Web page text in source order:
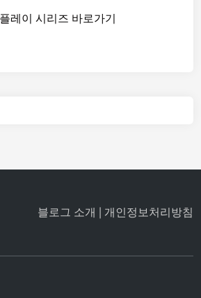
레이 시리즈 바로가기
블로그 소개 | 개인정보처리방침